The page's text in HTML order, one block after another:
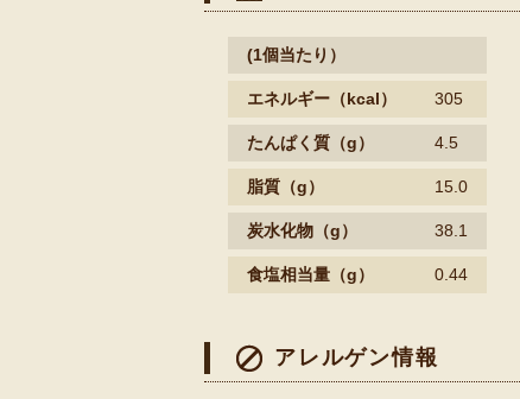
(1個当たり）
エネルギー （kcal） 305
たんぱく質 （g） 4.5
脂質 （g） 15.0
炭水化物（g） 38.1
食塩相当量 （g） 0.44
アレルゲン情報